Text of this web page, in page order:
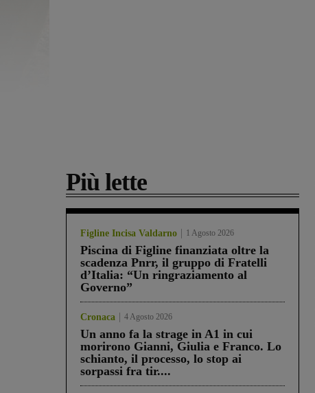
Più lette
Figline Incisa Valdarno 1 Agosto 2026
Piscina di Figline finanziata oltre la
scadenza Pnrr, il gruppo di Fratelli
d’Italia: “Un ringraziamento al
Governo”
Cronaca 4 Agosto 2026
Un anno fa la strage in A1 in cui
morirono Gianni, Giulia e Franco. Lo
schianto, il processo, lo stop ai
sorpassi fra tir....